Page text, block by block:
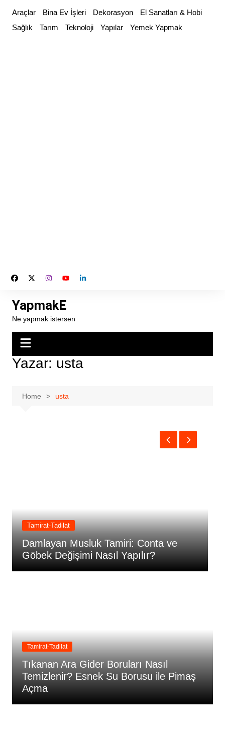
content
Araçlar Bina Ev İşleri Dekorasyon
El Sanatları & Hobi
Sağlık
Tarım Teknoloji Yapılar Yemek Yapmak
YapmakE
Ne yapmak istersen
Yazar: usta
Home usta
Tamirat-Tadilat
Damlayan Musluk Tamiri: Conta ve
Göbek Değişimi Nasıl Yapılır?
Tamirat-Tadilat
Tıkanan Ara Gider Boruları Nasıl
Temizlenir? Esnek Su Borusu ile Pimaş
Açma